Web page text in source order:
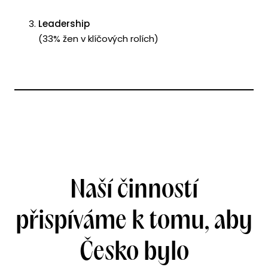
Leadership
(33% žen v klíčových rolích)
Naší činností
přispíváme k tomu, aby
Česko bylo